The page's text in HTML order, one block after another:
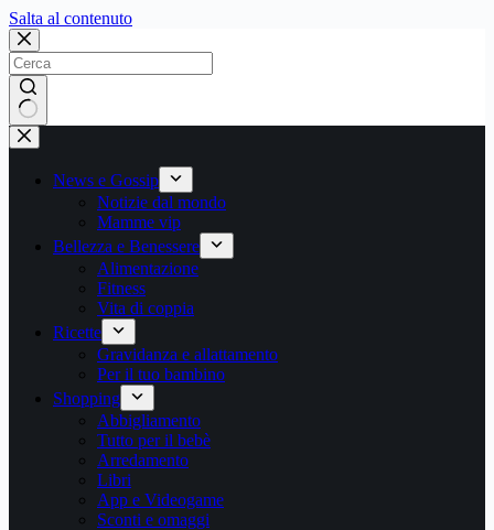
Salta al contenutoSalta
contenuto
Nessun
risultato
News e Gossip
Notizie dal mondo
Mamme vip
Bellezza e Benessere
Alimentazione
Fitness
Vita di coppia
Ricette
Gravidanza e allattamento
Per il tuo bambino
Shopping
Abbigliamento
Tutto per il bebè
Arredamento
Libri
App e Videogame
Sconti e omaggi